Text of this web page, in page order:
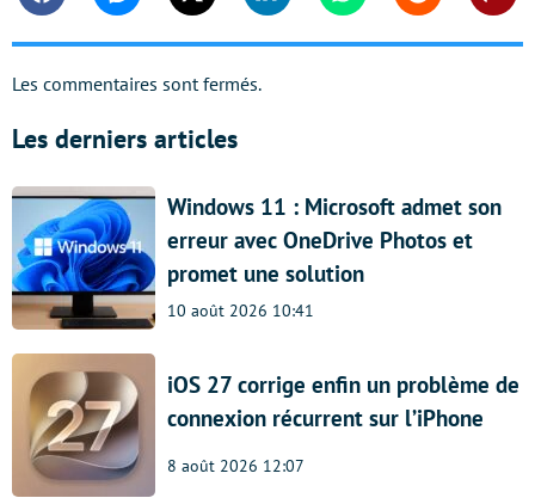
Les commentaires sont fermés.
Les derniers articles
Windows 11 : Microsoft admet son
erreur avec OneDrive Photos et
promet une solution
10 août 2026 10:41
iOS 27 corrige enfin un problème de
connexion récurrent sur l’iPhone
8 août 2026 12:07